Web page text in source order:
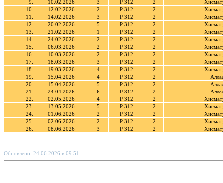
9.
10.02.2026 3 Р 312 2
10.
12.02.2026 2 Р 312 2
11.
14.02.2026 3 Р 312 2
12.
20.02.2026 5 Р 312 2
13.
21.02.2026 1 Р 312 2
14.
24.02.2026 2 Р 312 2
15.
06.03.2026 2 Р 312 2
16.
10.03.2026 2 Р 312 2
17.
18.03.2026 3 Р 312 2
18.
19.03.2026 4 Р 312 2
19.
15.04.2026 4 Р 312 2
20.
15.04.2026 5 Р 312 2
21.
24.04.2026 6 Р 312 2
22.
02.05.2026 4 Р 312 2
23.
13.05.2026 5 Р 312 2
24.
01.06.2026 2 Р 312 2
25.
02.06.2026 2 Р 312 2
26.
08.06.2026 3 Р 312 2
Обновлено: 24.06.2026 в 09:51.